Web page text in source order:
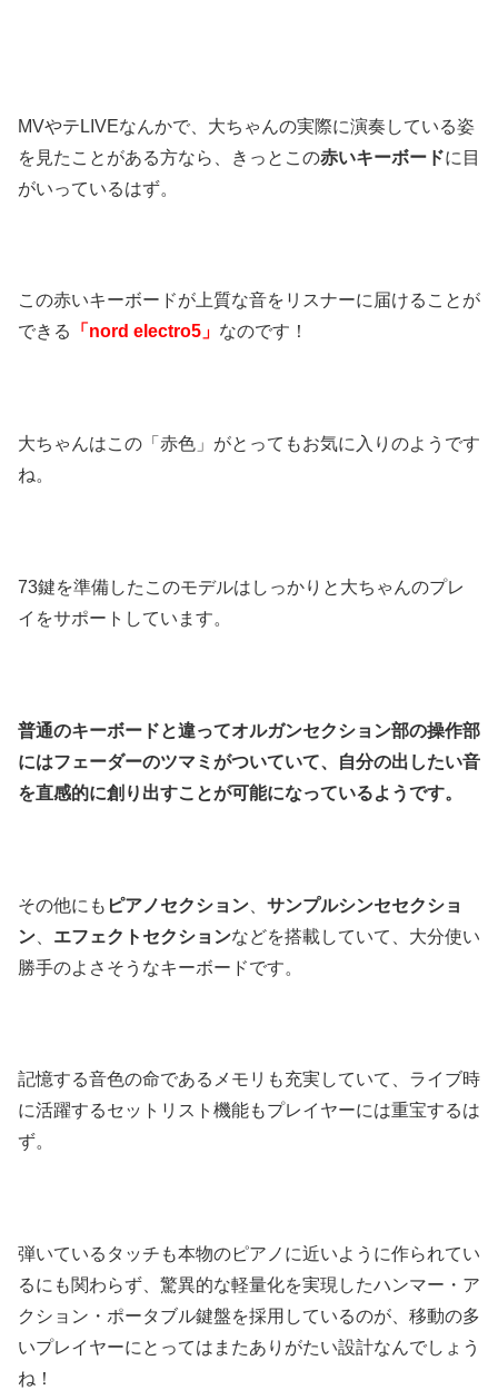
MVやテLIVEなんかで、大ちゃんの実際に演奏している姿
を見たことがある方なら、きっとこの赤いキーボードに目
がいっているはず。
この赤いキーボードが上質な音をリスナーに届けることが
できる
「nord electro5」 なのです！
大ちゃんはこの「赤色」がとってもお気に入りのようです
ね。
73鍵を準備したこのモデルはしっかりと大ちゃんのプレ
イをサポートしています。
普通のキーボードと違ってオルガンセクション部の操作部
にはフェーダーのツマミがついていて、自分の出したい音
を直感的に創り出すことが可能になっているようです。
その他にも ピアノセクション
サンプルシンセセクショ
ン
エフェクトセクションなどを搭載していて、大分使い
勝手のよさそうなキーボードです。
記憶する音色の命であるメモリも充実していて、ライブ時
に活躍するセットリスト機能もプレイヤーには重宝するは
ず。
弾いているタッチも本物のピアノに近いように作られてい
るにも関わらず、驚異的な軽量化を実現したハンマー・ア
クション・ポータブル鍵盤を採用しているのが、移動の多
いプレイヤーにとってはまたありがたい設計なんでしょう
ね！